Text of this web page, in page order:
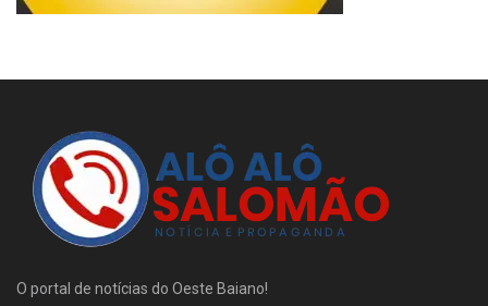
O portal de notícias do Oeste Baiano!